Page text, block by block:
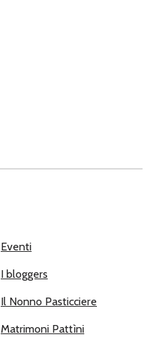
Eventi
I bloggers
Il Nonno Pasticciere
Matrimoni Pattìni